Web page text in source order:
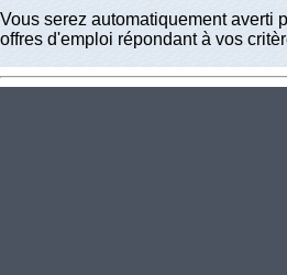
Vous serez automatiquement averti
offres d'emploi répondant à vos